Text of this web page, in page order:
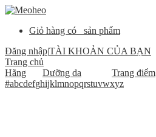
Giỏ hàng có
sản phẩm
Đăng nhập|TÀI KHOẢN CỦA BẠN
Trang chủ
Hãng
Dưỡng da Trang điểm
#abcdefghijklmnopqrstuvwxyz